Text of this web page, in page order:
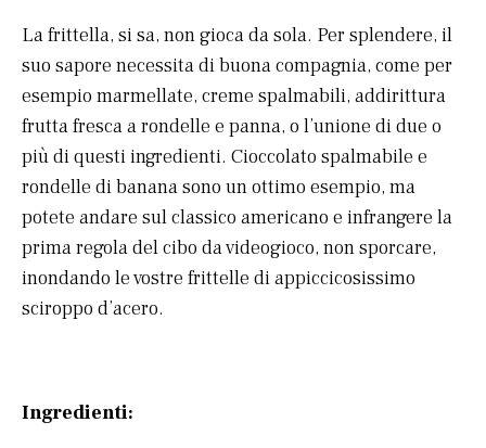
La frittella, si sa, non gioca da sola. Per splendere, il
suo sapore necessita di buona compagnia, come per
esempio marmellate, creme spalmabili, addirittura
frutta fresca a rondelle e panna, o l’unione di due o
più di questi ingredienti. Cioccolato spalmabile e
rondelle di banana sono un ottimo esempio, ma
potete andare sul classico americano e infrangere la
prima regola del cibo da videogioco, non sporcare,
inondando le vostre frittelle di appiccicosissimo
sciroppo d’acero.
Ingredienti: